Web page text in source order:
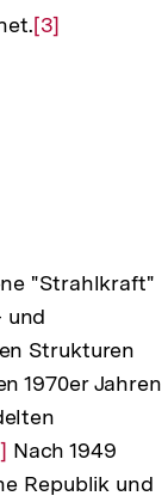
Fußnote
Zur
[3]
"Strahlkraft"
und
Strukturen
1970er Jahren
Nach 1949
Republik und